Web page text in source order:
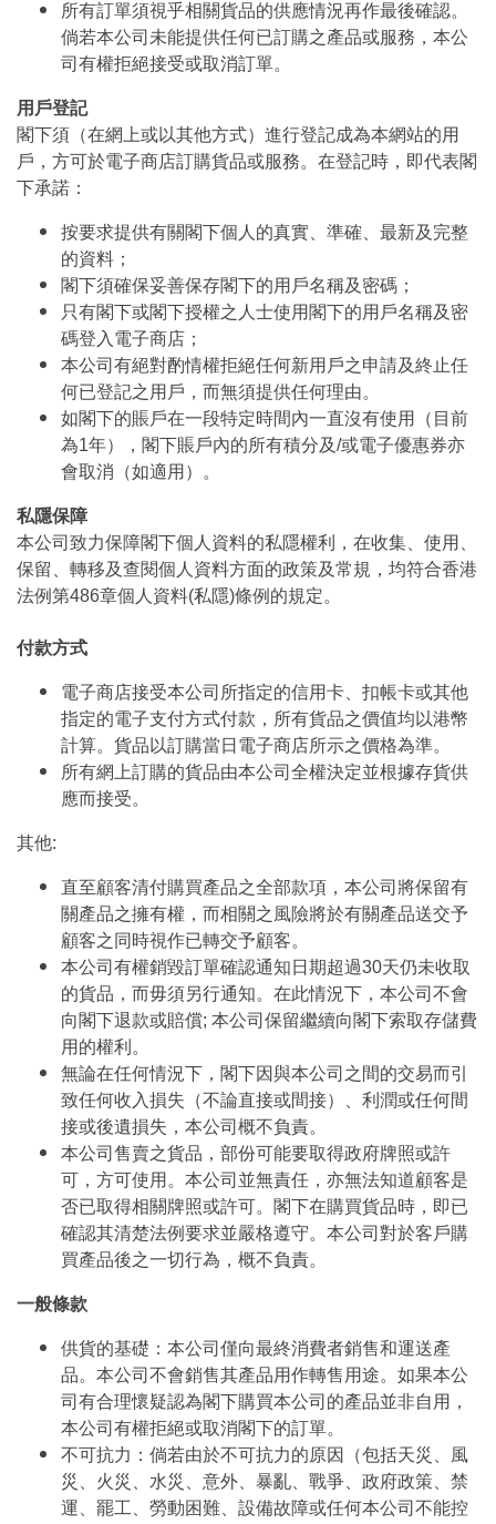
所有訂單須視乎相關貨品的供應情況再作最後確認。
倘若本公司未能提供任何已訂購之產品或服務，本公
司有權拒絕接受或取消訂單。
用戶登記
閣下須（在網上或以其他方式）進行登記成為本網站的用
戶，方可於電子商店訂購貨品或服務。在登記時，即代表閣
下承諾：
按要求提供有關閣下個人的真實、準確、最新及完整
的資料；
閣下須確保妥善保存閣下的用戶名稱及密碼；
只有閣下或閣下授權之人士使用閣下的用戶名稱及密
碼登入電子商店；
本公司有絕對酌情權拒絕任何新用戶之申請及終止任
何已登記之用戶，而無須提供任何理由。
如閣下的賬戶在一段特定時間內一直沒有使用（目前
為1年），閣下賬戶內的所有積分及/或電子優惠券亦
會取消（如適用）。
私隱保障
本公司致力保障閣下個人資料的私隱權利，在收集、使用、
保留、轉移及查閱個人資料方面的政策及常規，均符合香港
法例第486章個人資料(私隱)條例的規定。
付款方式
電子商店接受本公司所指定的信用卡、扣帳卡或其他
指定的電子支付方式付款，所有貨品之價值均以港幣
計算。貨品以訂購當日電子商店所示之價格為準。
所有網上訂購的貨品由本公司全權決定並根據存貨供
應而接受。
其他:
直至顧客清付購買產品之全部款項，本公司將保留有
關產品之擁有權，而相關之風險將於有關產品送交予
顧客之同時視作已轉交予顧客。
本公司有權銷毀訂單確認通知日期超過30天仍未收取
的貨品，而毋須另行通知。在此情況下，本公司不會
向閣下退款或賠償; 本公司保留繼續向閣下索取存儲費
用的權利。
無論在任何情況下，閣下因與本公司之間的交易而引
致任何收入損失（不論直接或間接）、利潤或任何間
接或後遺損失，本公司概不負責。
本公司售賣之貨品，部份可能要取得政府牌照或許
可，方可使用。本公司並無責任，亦無法知道顧客是
否已取得相關牌照或許可。閣下在購買貨品時，即已
確認其清楚法例要求並嚴格遵守。本公司對於客戶購
買產品後之一切行為，概不負責。
一般條款
供貨的基礎：本公司僅向最終消費者銷售和運送產
品。本公司不會銷售其產品用作轉售用途。如果本公
司有合理懷疑認為閣下購買本公司的產品並非自用，
本公司有權拒絕或取消閣下的訂單。
不可抗力：倘若由於不可抗力的原因（包括天災、風
災、火災、水災、意外、暴亂、戰爭、政府政策、禁
運、罷工、勞動困難、設備故障或任何本公司不能控